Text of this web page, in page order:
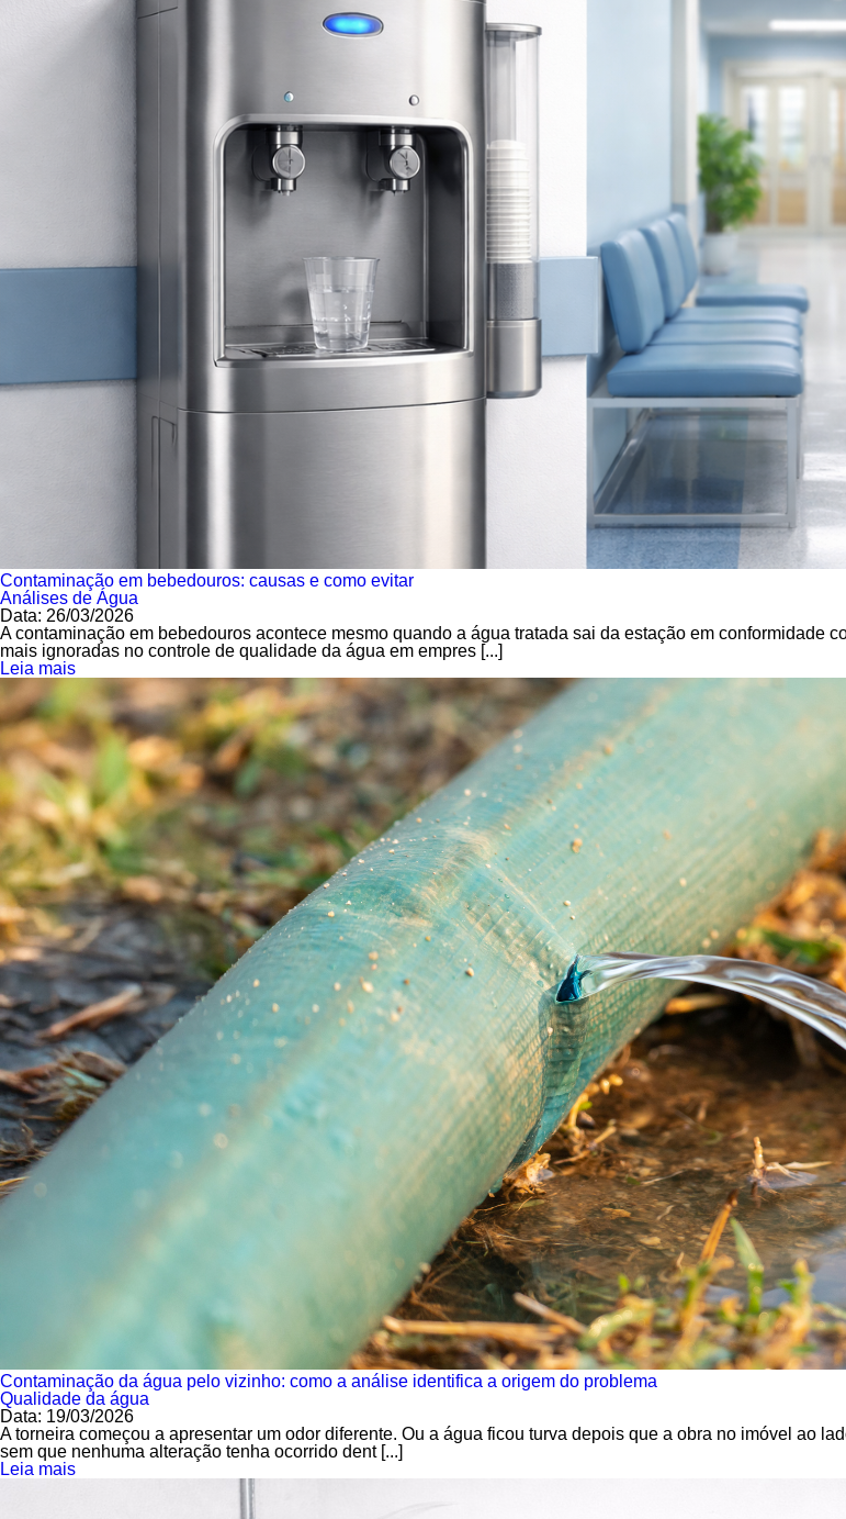
Contaminação em bebedouros: causas e como evitar
Análises de Água
Data: 26/03/2026
A contaminação em bebedouros acontece mesmo quando a água tratada sai da estação em conformidade
mais ignoradas no controle de qualidade da água em empres [...]
Leia mais
Contaminação da água pelo vizinho: como a análise identifica a origem do problema
Qualidade da água
Data: 19/03/2026
A torneira começou a apresentar um odor diferente. Ou a água ficou turva depois que a obra no imóvel ao
sem que nenhuma alteração tenha ocorrido dent [...]
Leia mais